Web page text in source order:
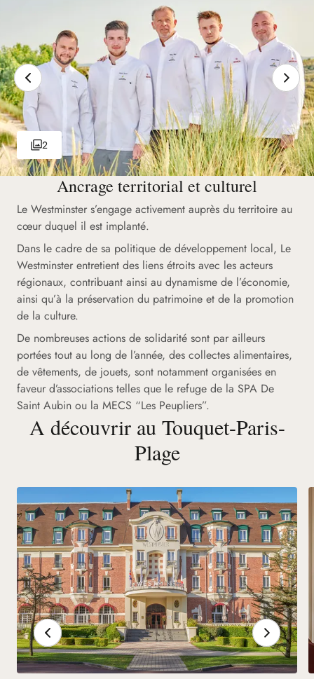
2
Ancrage territorial et culturel
Le Westminster s’engage activement auprès du territoire au
cœur duquel il est implanté.
Dans le cadre de sa politique de développement local, Le
Westminster entretient des liens étroits avec les acteurs
régionaux, contribuant ainsi au dynamisme de l’économie,
ainsi qu’à la préservation du patrimoine et de la promotion
de la culture.
De nombreuses actions de solidarité sont par ailleurs
portées tout au long de l’année, des collectes alimentaires,
de vêtements, de jouets, sont notamment organisées en
faveur d’associations telles que le refuge de la SPA De
Saint Aubin ou la MECS “Les Peupliers”.
A découvrir au Touquet-Paris-
Plage